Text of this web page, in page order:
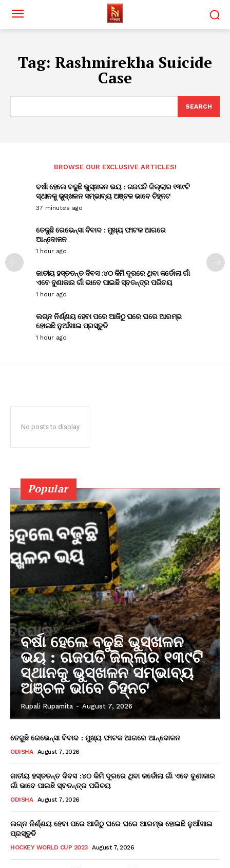
Tag: Rashmirekha Suicide
Case
SEARCH
BROWSE OUR EXCLUSIVE ARTICLES!
ବର୍ଷା ହେଲେ ବଢୁଛି ଭୁସ୍ଖଳନ ଭୟ : ଗଜପତି ଜିଲ୍ଲାର ୧୩୯ଟି
ସ୍ଥାନକୁ ଭୁସ୍ଖଳନ ସମ୍ଭାବ୍ୟ ଅଞ୍ଚଳ ଭାବେ ଚିହ୍ନଟ
37 minutes ago
ତେଜୁଛି ରେଭେନ୍ସା ବିବାଦ : ମୁଖ୍ୟ ଫାଟକ ଆଗରେ
ଆନ୍ଦୋଳନ
1 hour ago
ଜାତୀୟ ହସ୍ତତନ୍ତ ଦିବସ :୪୦ କିମି ଦୂରରେ ଥିବା କର୍ଡୋଲା ଗାଁ
ଏବେ ବୁଣାକାର ଗାଁ ଭାବେ ପାଇଛି ସ୍ବତନ୍ତ୍ର ପରିଚୟ
1 hour ago
ଲଗ୍ନ ନିର୍ଣ୍ଣୟ ହେବା ପରେ ଆଜିଠୁ ଘରେ ଘରେ ଆରମ୍ଭ
ହୋଇଛି ନୁଆଁଖାଇ ପ୍ରସ୍ତୁତି
1 hour ago
No posts to display
Popular
ବର୍ଷା ହେଲେ ବଢୁଛି ଭୁସ୍ଖଳନ
ଭୟ : ଗଜପତି ଜିଲ୍ଲାର ୧୩୯ଟି
ସ୍ଥାନକୁ ଭୁସ୍ଖଳନ ସମ୍ଭାବ୍ୟ
ଅଞ୍ଚଳ ଭାବେ ଚିହ୍ନଟ
Rupali Rupamita - August 7, 2026
ତେଜୁଛି ରେଭେନ୍ସା ବିବାଦ : ମୁଖ୍ୟ ଫାଟକ ଆଗରେ ଆନ୍ଦୋଳନ
ODISHA August 7, 2026
ଜାତୀୟ ହସ୍ତତନ୍ତ ଦିବସ :୪୦ କିମି ଦୂରରେ ଥିବା କର୍ଡୋଲା ଗାଁ ଏବେ ବୁଣାକାର
ଗାଁ ଭାବେ ପାଇଛି ସ୍ବତନ୍ତ୍ର ପରିଚୟ
ODISHA August 7, 2026
ଲଗ୍ନ ନିର୍ଣ୍ଣୟ ହେବା ପରେ ଆଜିଠୁ ଘରେ ଘରେ ଆରମ୍ଭ ହୋଇଛି ନୁଆଁଖାଇ
ପ୍ରସ୍ତୁତି
HOCKEY WORLD CUP 2023 August 7, 2026